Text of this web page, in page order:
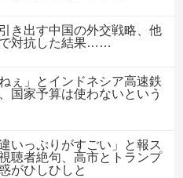
き出す中国の外交戦略、他
で対抗した結果……
ぇ」とインドネシア高速鉄
国家予算は使わないという
いっぷりがすごい」と報ス
聴者絶句、高市とトランプ
がひしひしと